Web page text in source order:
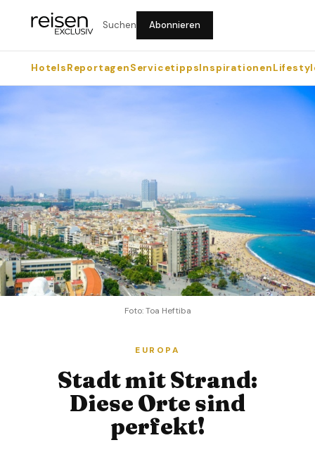
Suchen Abonnieren
HotelsReportagenServicetippsInspirationen
Foto: Toa Heftiba
EUROPA
Stadt mit Strand:
Diese Orte sind
perfekt!